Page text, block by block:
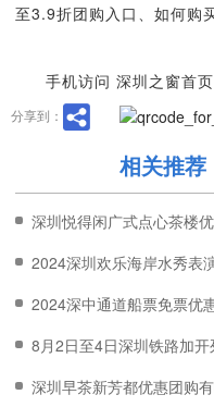
至3.9折团购入口、如何购
手机访问 深圳之窗首页
分享到：
相关推荐
深圳悦得闲广式点心茶楼
2024深圳欢乐海岸水秀表
2024深中通道船票免票优
8月2日至4日深圳铁路加
深圳早茶新芳都优惠团购